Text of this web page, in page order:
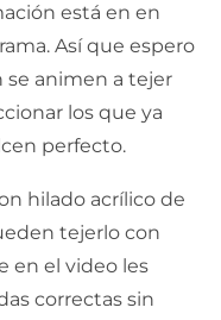
está en en
Así que espero
animen a tejer
los que ya
perfecto.
hilado acrílico de
tejerlo con
en el video les
correctas sin